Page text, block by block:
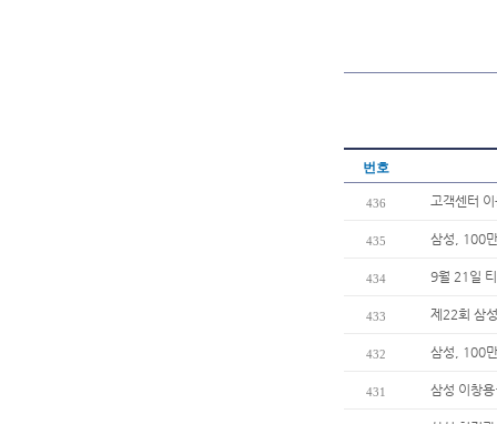
번호
436 고객센터
435 삼성, 100
434 9월 21일
433 제22회 삼
432 삼성, 100
431 삼성 이창